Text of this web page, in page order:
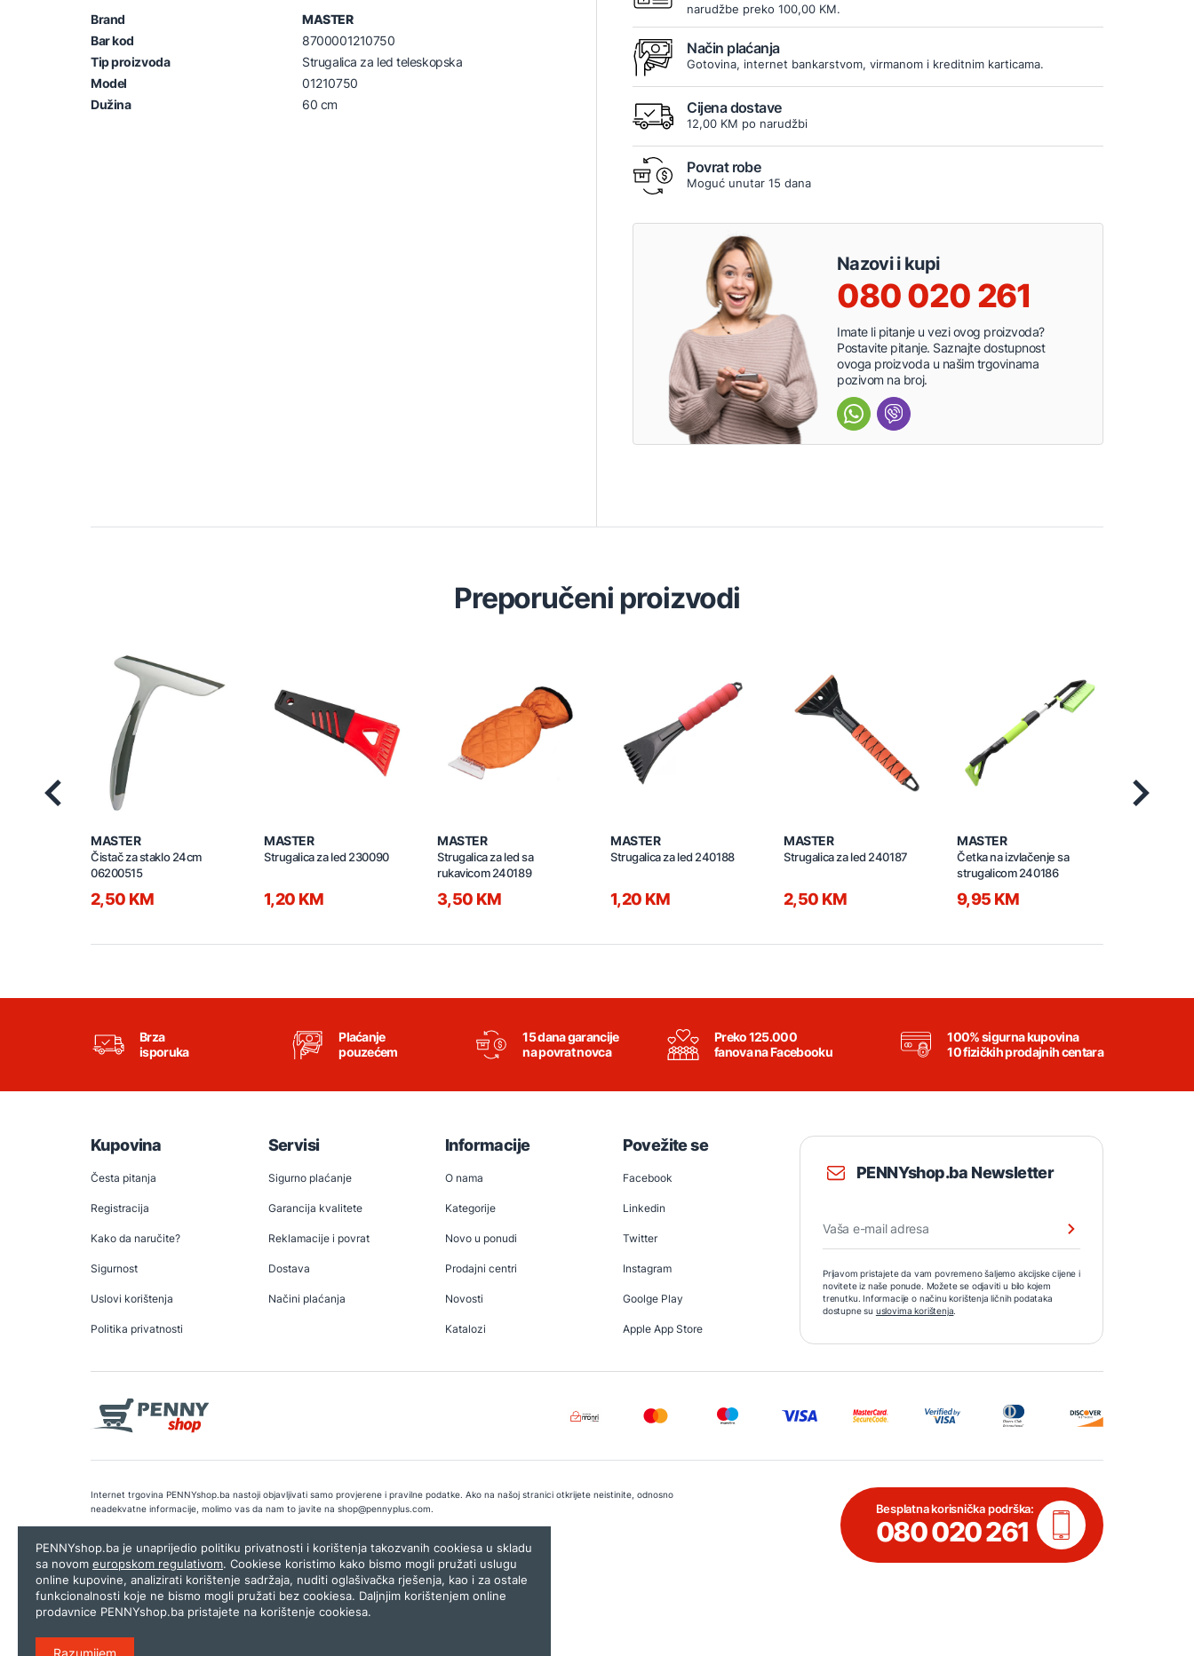
Brand
MASTER
Bar kod
8700001210750
Tip proizvoda
Strugalica za led teleskopska
Model
01210750
Dužina
60 cm
narudžbe preko 100,00 KM.
Način plaćanja
Gotovina, internet bankarstvom, virmanom i kreditnim karticama.
Cijena dostave
12,00 KM po narudžbi
Povrat robe
Moguć unutar 15 dana
Nazovi i kupi
080 020 261
Imate li pitanje u vezi ovog proizvoda?
Postavite pitanje. Saznajte dostupnost
ovoga proizvoda u našim trgovinama
pozivom na broj.
Preporučeni proizvodi
MASTER
Čistač za staklo 24cm
06200515
2,50 KM
MASTER
Strugalica za led 230090
1,20 KM
MASTER
Strugalica za led sa
rukavicom 240189
3,50 KM
MASTER
Strugalica za led 240188
1,20 KM
MASTER
Strugalica za led 240187
2,50 KM
MASTER
Četka na izvlačenje sa
strugalicom 240186
9,95 KM
Brza
isporuka
Plaćanje
pouzećem
15 dana garancije
na povrat novca
Preko 125.000
fanova na Facebooku
100% sigurna kupovina
10 fizičkih prodajnih centara
PENNYshop.ba Newsletter
Prijavom pristajete da vam povremeno šaljemo akcijske cijene i
novitete iz naše ponude. Možete se odjaviti u bilo kojem
trenutku. Informacije o načinu korištenja ličnih podataka
dostupne su uslovima korištenja.
Kupovina
Česta pitanja
Registracija
Kako da naručite?
Sigurnost
Uslovi korištenja
Politika privatnosti
Servisi
Sigurno plaćanje
Garancija kvalitete
Reklamacije i povrat
Dostava
Načini plaćanja
Informacije
O nama
Kategorije
Novo u ponudi
Prodajni centri
Novosti
Katalozi
Povežite se
Facebook
Linkedin
Twitter
Instagram
Goolge Play
Apple App Store
Besplatna korisnička podrška:
080 020 261
Internet trgovina PENNYshop.ba nastoji objavljivati samo provjerene i pravilne podatke. Ako na našoj stranici otkrijete neistinite, odnosno
neadekvatne informacije, molimo vas da nam to javite na shop@pennyplus.com.
Copyright © 2026.Penny plus d.o.o. Sarajevo.Dizajn i programiranje:Lampa.ba
PENNYshop.ba je unaprijedio politiku privatnosti i korištenja takozvanih cookiesa u skladu
sa novom europskom regulativom. Cookiese koristimo kako bismo mogli pružati uslugu
online kupovine, analizirati korištenje sadržaja, nuditi oglašivačka rješenja, kao i za ostale
funkcionalnosti koje ne bismo mogli pružati bez cookiesa. Daljnjim korištenjem online
prodavnice PENNYshop.ba pristajete na korištenje cookiesa.
Razumijem